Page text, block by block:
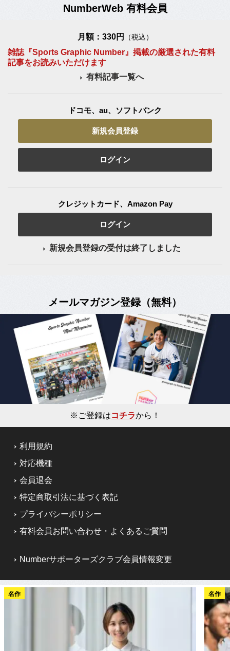
NumberWeb 有料会員
月額：330円 （税込）
雑誌『Sports Graphic Number』掲載の厳選された有料
記事をお読みいただけます
有料記事一覧へ
ドコモ、au、ソフトバンク
新規会員登録
ログイン
クレジットカード、Amazon Pay
ログイン
新規会員登録の受付は終了しました
メールマガジン登録（無料）
※ご登録はコチラから！
利用規約
対応機種
会員退会
特定商取引法に基づく表記
プライバシーポリシー
有料会員お問い合わせ・よくあるご質問
Numberサポーターズクラブ会員情報変更
名作 名作